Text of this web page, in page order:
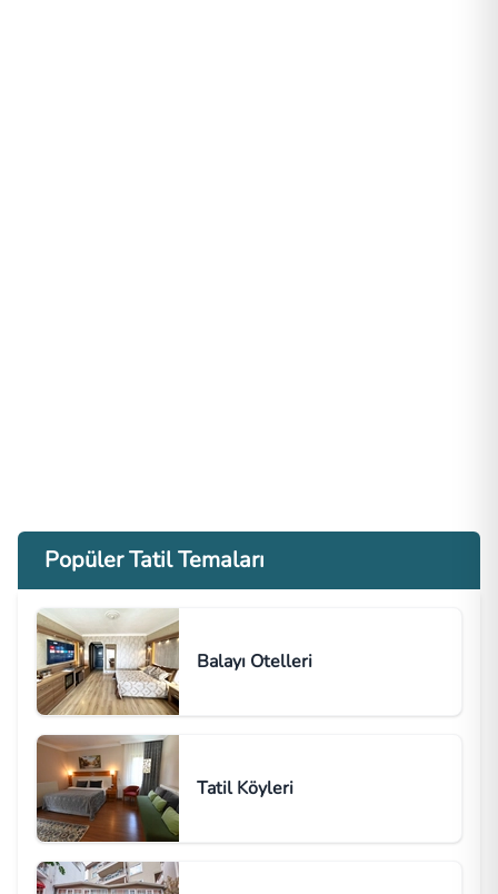
Popüler Tatil Temaları
Balayı Otelleri
Tatil Köyleri